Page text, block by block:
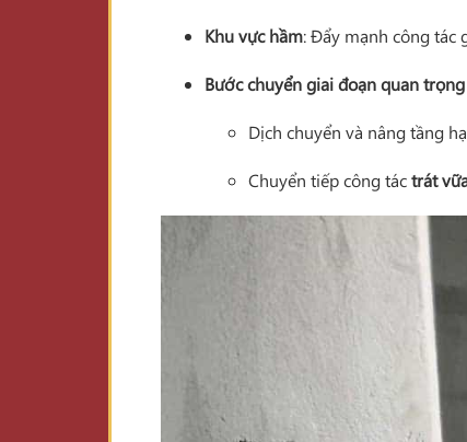
Khu vực hầm: Đẩy mạnh công tác
Bước chuyển giai đoạn quan
Dịch chuyển và nâng tầng
Chuyển tiếp công táctrát